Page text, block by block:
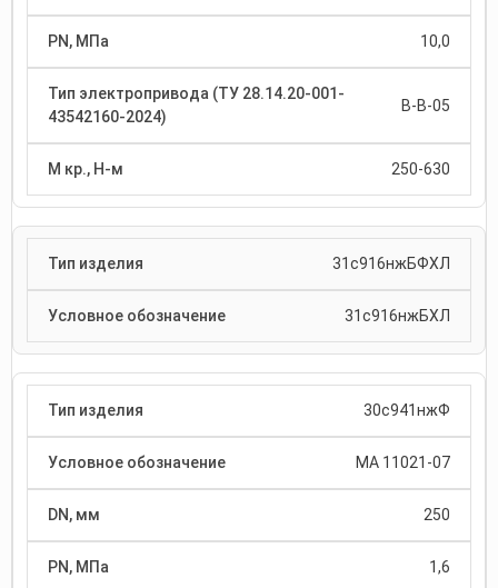
10,0
В-В-05
250-630
31с916нжБФХЛ
31с916нжБХЛ
30с941нжФ
МА 11021-07
250
1,6